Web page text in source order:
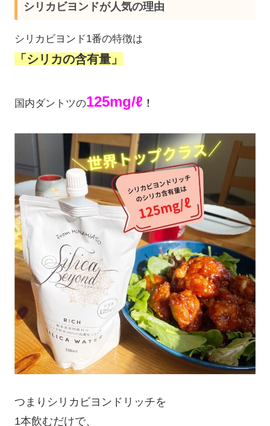
シリカビヨンドが人気の理由
シリカビヨンド1番の特徴は
「シリカの含有量」
国内ダントツの125mg/ℓ ！
つまりシリカビヨンドリッチを
1本飲むだけで、